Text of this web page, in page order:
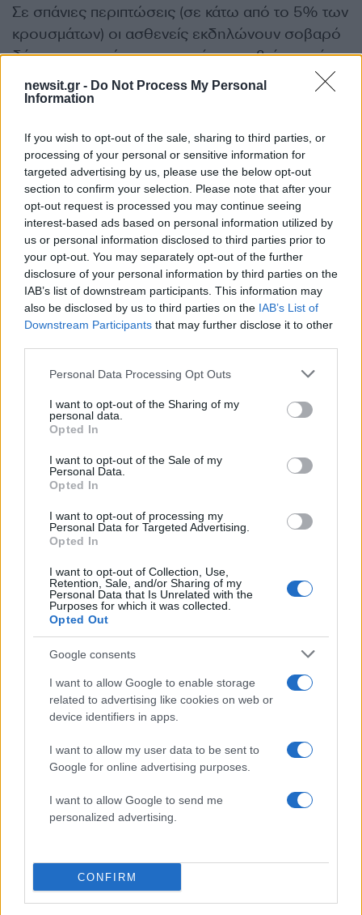
newsit.gr - Do Not Process My Personal
Information
If you wish to opt-out of the sale, sharing to third parties, or
processing of your personal or sensitive information for
targeted advertising by us, please use the below opt-out
section to confirm your selection. Please note that after your
opt-out request is processed you may continue seeing
interest-based ads based on personal information utilized by
us or personal information disclosed to third parties prior to
your opt-out. You may separately opt-out of the further
disclosure of your personal information by third parties on the
IAB’s list of downstream participants. This information may
also be disclosed by us to third parties on the IAB’s List of
Downstream Participants that may further disclose it to other
Please note that this website/app uses one or more Google
not limited to your visit or usage behaviour. You may click to
grant or deny consent to Google and its third-party tags to
use your data for below specified purposes in below Google
consent section.
Personal Data Processing Opt Outs
I want to opt-out of the Sharing of my
personal data.
Opted In
I want to opt-out of the Sale of my
Personal Data.
Opted In
I want to opt-out of processing my
Personal Data for Targeted Advertising.
Opted In
I want to opt-out of Collection, Use,
Retention, Sale, and/or Sharing of my
Personal Data that Is Unrelated with the
Purposes for which it was collected.
Opted Out
Google consents
I want to allow Google to enable storage
related to advertising like cookies on web or
device identifiers in apps.
I want to allow my user data to be sent to
Google for online advertising purposes.
I want to allow Google to send me
personalized advertising.
CONFIRM
Σε σπάνιες περιπτώσεις (σε κάτω από το 5% των
κρουσμάτων) οι ασθενείς εκδηλώνουν σοβαρό
δάγκειο πυρετό, που μπορεί να αποβεί μοιραίος.
Τα πιο σοβαρά περιστατικά παρατηρούνται σε
παιδιά και εφήβους.
Η θεραπεία είναι υποστηρικτική (π.χ. χορηγούνται
στον ασθενή πολλά υγρά). Δεν πρέπει όμως να
χορηγηθούν στους ασθενείς μη-στεροειδή
αντιφλεγμονώδη φάρμακα (ούτε ασπιρίνη).
Οι ασθενείς μπορεί να μεταδώσουν τον υπαίτιο
ιό που προκαλεί δάγκειο πυρετό στα κουνούπια
που θα τους τσιμπήσουν. Με αυτό τον τρόπο
μπορεί να μολύνει και άλλα άτομα.
πηγή: Iatropedia.gr
Ιός Δυτικού Νείλου: Στην
τις τελευταίες ημέρες
φωτιές, ενισχύονται